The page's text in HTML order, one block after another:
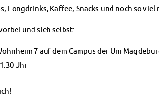
Longdrinks, Kaffee, Snacks und noch so viel
und sieh selbst:
7 auf dem Campus der Uni
Uhr